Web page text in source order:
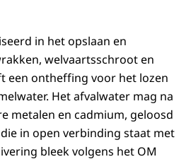
in het opslaan en
welvaartsschroot en
een ontheffing voor het lozen
Het afvalwater mag na
metalen en cadmium, geloosd
in open verbinding staat met
bleek volgens het OM